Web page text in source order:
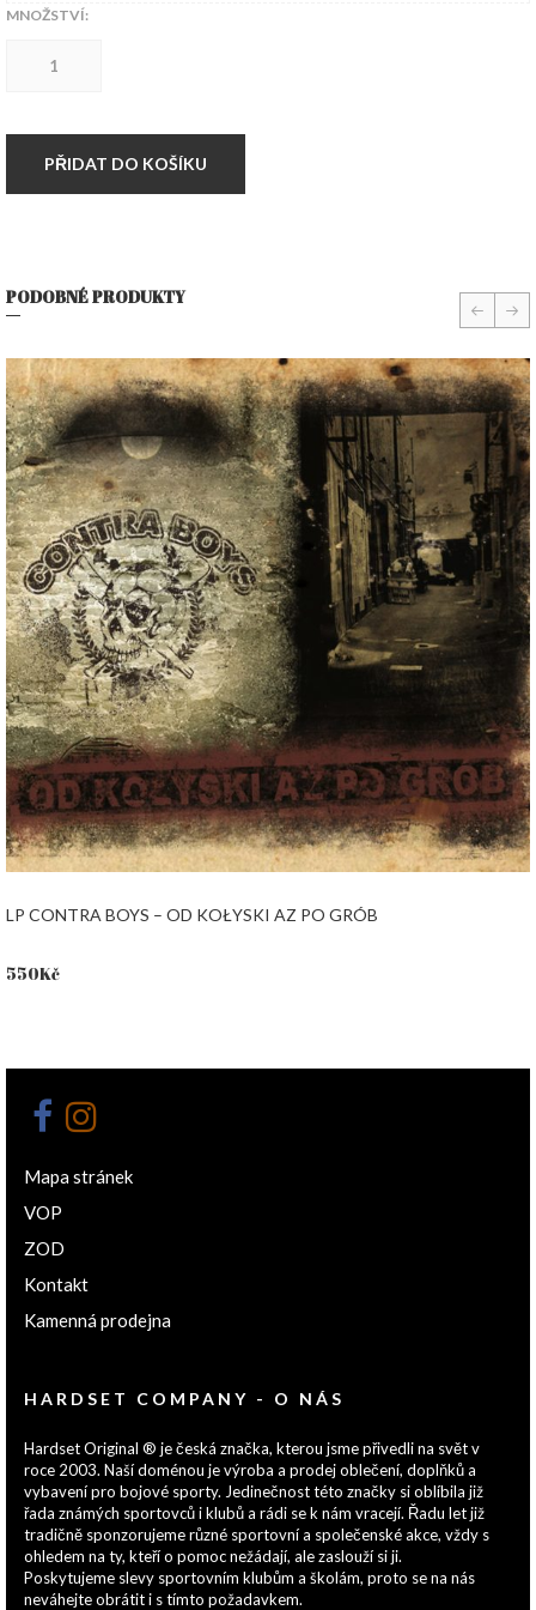
MNOŽSTVÍ:
množství
PŘIDAT DO KOŠÍKU
PODOBNÉ PRODUKTY
LP CONTRA BOYS – OD KOŁYSKI AZ PO GRÓB
550Kč
prev
Mapa stránek
VOP
ZOD
Kontakt
Kamenná prodejna
HARDSET COMPANY - O NÁS
Hardset Original ® je česká značka, kterou jsme přivedli na svět v
roce 2003. Naší doménou je výroba a prodej oblečení, doplňků a
vybavení pro bojové sporty. Jedinečnost této značky si oblíbila již
řada známých sportovců i klubů a rádi se k nám vracejí. Řadu let již
tradičně sponzorujeme různé sportovní a společenské akce, vždy s
ohledem na ty, kteří o pomoc nežádají, ale zaslouží si ji.
Poskytujeme slevy sportovním klubům a školám, proto se na nás
neváhejte obrátit i s tímto požadavkem.